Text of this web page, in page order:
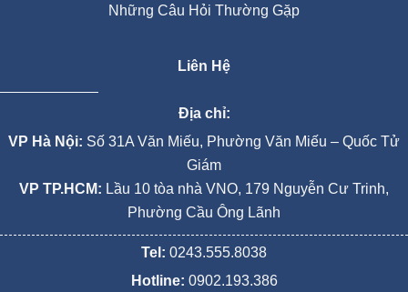
Những Câu Hỏi Thường Gặp
Liên Hệ
Địa chỉ:
VP Hà Nội: Số 31A Văn Miếu, Phường Văn Miếu – Quốc Tử
Giám
VP TP.HCM: Lầu 10 tòa nhà VNO, 179 Nguyễn Cư Trinh,
Phường Cầu Ông Lãnh
Tel: 0243.555.8038
Hotline: 0902.193.386